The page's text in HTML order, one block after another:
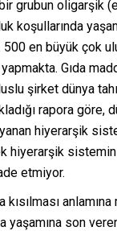
grubun oligarşik
koşullarında
en büyük çok
Gıda
şirket dünya
rapora
hiyerarşik
hiyerarşik
etmiyor.
yaşamına son